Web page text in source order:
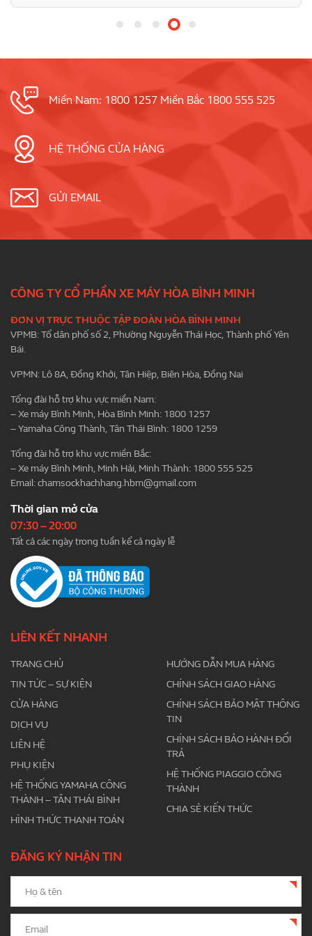
Miền Nam: 1800 1257 Miền Bắc 1800 555 525
HỆ THỐNG CỬA HÀNG
GỬI EMAIL
CÔNG TY CỔ PHẦN XE MÁY HÒA BÌNH MINH
ĐƠN VỊ TRỰC THUỘC TẬP ĐOÀN HÒA BÌNH MINH
VPMB: Tổ dân phố số 2, Phường Nguyễn Thái Học, Thành phố Yên
Bái.
VPMN: Lô 8A, Đồng Khởi, Tân Hiệp, Biên Hòa, Đồng Nai
Tổng đài hỗ trợ khu vực miền Nam:
– Xe máy Bình Minh, Hòa Bình Minh: 1800 1257
– Yamaha Công Thành, Tân Thái Bình: 1800 1259
Tổng đài hỗ trợ khu vực miền Bắc:
– Xe máy Bình Minh, Minh Hải, Minh Thành: 1800 555 525
Email:chamsockhachhang.hbm@gmail.com
Thời gian mở cửa
07:30 – 20:00
Tất cả các ngày trong tuần kể cả ngày lễ
LIÊN KẾT NHANH
TRANG CHỦ
TIN TỨC – SỰ KIỆN
CỬA HÀNG
DỊCH VỤ
LIÊN HỆ
PHỤ KIỆN
HỆ THỐNG YAMAHA CÔNG
THÀNH – TÂN THÁI BÌNH
HÌNH THỨC THANH TOÁN
HƯỚNG DẪN MUA HÀNG
CHÍNH SÁCH GIAO HÀNG
CHÍNH SÁCH BẢO MẬT THÔNG
TIN
CHÍNH SÁCH BẢO HÀNH ĐỔI
TRẢ
HỆ THỐNG PIAGGIO CÔNG
THÀNH
CHIA SẺ KIẾN THỨC
ĐĂNG KÝ NHẬN TIN